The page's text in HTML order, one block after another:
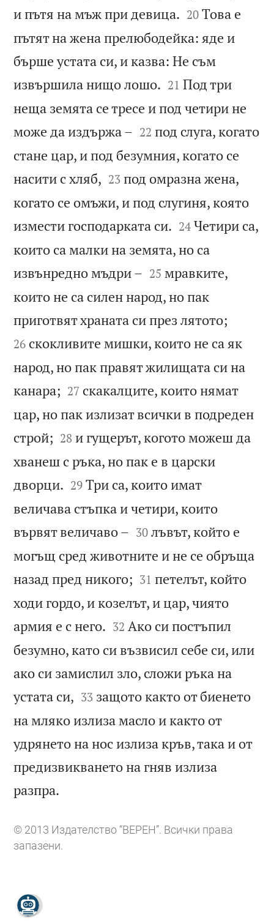
и пътя на мъж при девица. 

20 Това е
пътят на жена прелюбодейка: яде и
бърше устата си, и казва: Не съм
извършила нищо лошо. 

21 Под три
неща земята се тресе и под четири не
може да издържа – 

22 под слуга, когато
стане цар, и под безумния, когато се
насити с хляб, 

23 под омразна жена,
когато се омъжи, и под слугиня, която
измести господарката си. 

24 Четири са,
които са малки на земята, но са
извънредно мъдри – 

25 мравките,
които не са силен народ, но пак
приготвят храната си през лятото;
26 скокливите мишки, които не са як
народ, но пак правят жилищата си на
канара; 

27 скакалците, които нямат
цар, но пак излизат всички в подреден
строй; 

28 и гущерът, когото можеш да
хванеш с ръка, но пак е в царски
дворци. 

29 Три са, които имат
величава стъпка и четири, които
вървят величаво – 

30 лъвът, който е
могъщ сред животните и не се обръща
назад пред никого; 

31 петелът, който
ходи гордо, и козелът, и цар, чиято
армия е с него. 

32 Ако си постъпил
безумно, като си възвисил себе си, или
ако си замислил зло, сложи ръка на
устата си, 

33 защото както от биенето
на мляко излиза масло и както от
удрянето на нос излиза кръв, така и от
предизвикването на гняв излиза
разпра.
© 2013 Издателство “ВЕРЕН”. Всички права
запазени.